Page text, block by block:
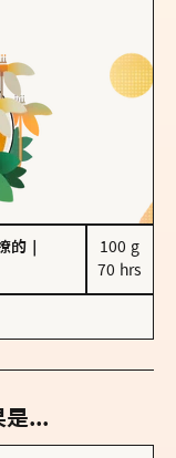
的
100 g
70 hrs
是...